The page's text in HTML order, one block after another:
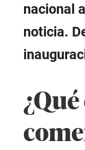
nacional
noticia.